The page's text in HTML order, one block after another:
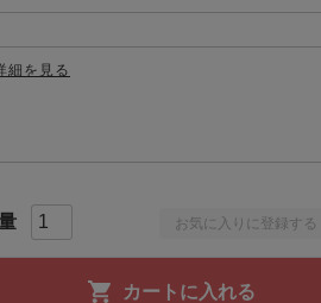
お気に入りに登録する
カートに入れる
細を見る